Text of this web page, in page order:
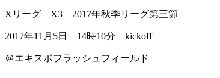
Xリーグ X3 2017年秋季リーグ第三節
2017年11月5日 14時10分 kickoff
＠エキスポフラッシュフィールド